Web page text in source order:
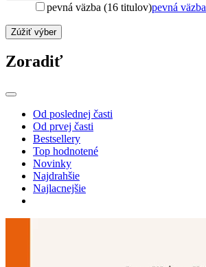
pevná väzba (16 titulov)pevná väzba
Zúžiť výber
Zoradiť
Od poslednej časti
Od prvej časti
Bestsellery
Top hodnotené
Novinky
Najdrahšie
Najlacnejšie